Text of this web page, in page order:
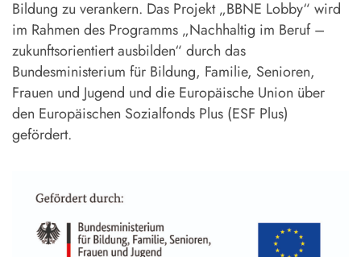
Bildung zu verankern. Das Projekt „BBNE Lobby“ wird
im Rahmen des Programms „Nachhaltig im Beruf –
zukunftsorientiert ausbilden“ durch das
Bundesministerium für Bildung, Familie, Senioren,
Frauen und Jugend und die Europäische Union über
den Europäischen Sozialfonds Plus (ESF Plus)
gefördert.